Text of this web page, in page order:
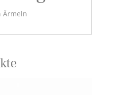
Ärmeln